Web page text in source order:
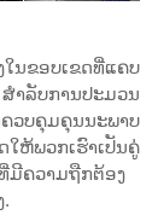
ນຂອບເຂດທີ່ແຄບ
ຳລັບການປະມວນ
ບຄຸມຄຸນນະພາບ
ຫ້ພວກເຮົາເປັນຄູ່
ມີຄວາມຖືກຕ້ອງ